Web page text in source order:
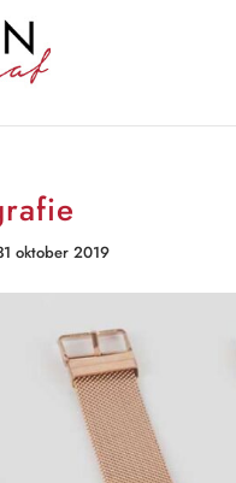
oktober 2019